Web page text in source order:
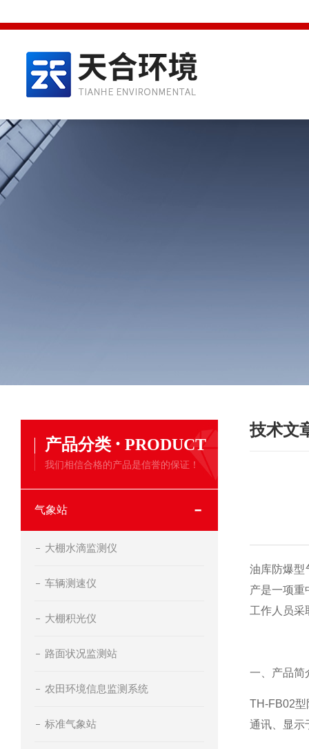
产品分类 · PRODUCT
我们相信合格的产品是信誉的保证！
气象站
大棚水滴监测仪
车辆测速仪
大棚积光仪
路面状况监测站
农田环境信息监测系统
标准气象站
技术文
油库防爆型
产是一项重
工作人员采
一、产品简
TH-FB02型
通讯、显示